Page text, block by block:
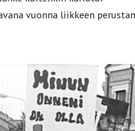
vuonna liikkeen